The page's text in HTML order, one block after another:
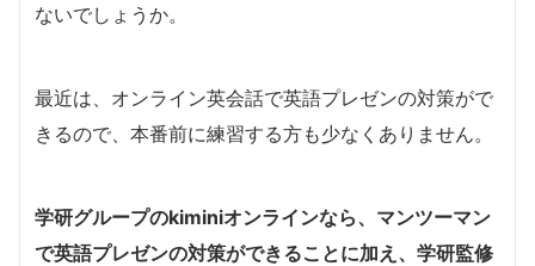
ないでしょうか。
最近は、オンライン英会話で英語プレゼンの対策がで
きるので、本番前に練習する方も少なくありません。
学研グループのkiminiオンラインなら、マンツーマン
で英語プレゼンの対策ができることに加え、学研監修